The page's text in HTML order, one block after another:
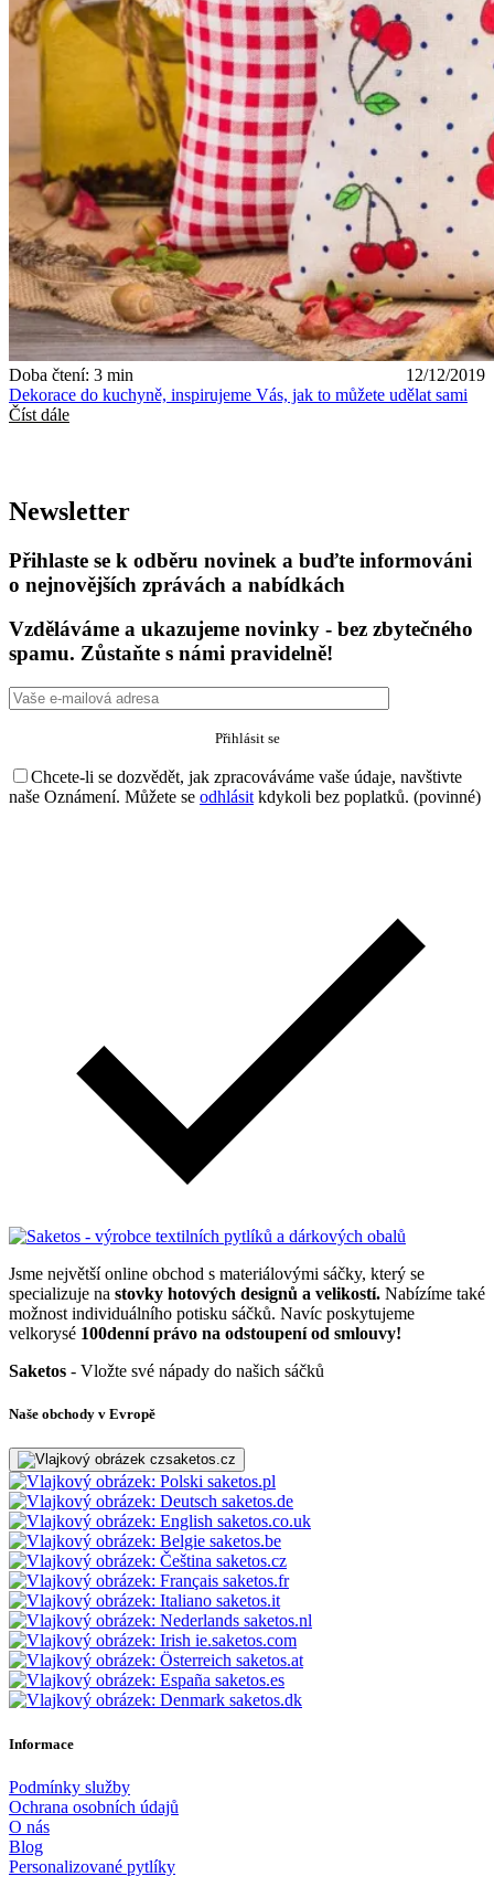
Doba čtení: 3 min
12/12/2019
Dekorace do kuchyně, inspirujeme Vás, jak to můžete udělat sami
Číst dále
Newsletter
Přihlaste se k odběru novinek a buďte informováni
o nejnovějších zprávách a nabídkách
Vzděláváme a ukazujeme novinky - bez zbytečného
spamu. Zůstaňte s námi pravidelně!
Chcete-li se dozvědět, jak zpracováváme vaše údaje, navštivte
naše Oznámení. Můžete se odhlásit kdykoli bez poplatků. (povinné)
Jsme největší online obchod s materiálovými sáčky, který se
specializuje na stovky hotových designů a velikostí. Nabízíme také
možnost individuálního potisku sáčků. Navíc poskytujeme
velkorysé 100denní právo na odstoupení od smlouvy!
Saketos - Vložte své nápady do našich sáčků
Naše obchody v Evropě
saketos.cz
saketos.pl
saketos.de
saketos.co.uk
saketos.be
saketos.cz
saketos.fr
saketos.it
saketos.nl
ie.saketos.com
saketos.at
saketos.es
saketos.dk
Informace
Podmínky služby
Ochrana osobních údajů
O nás
Blog
Personalizované pytlíky